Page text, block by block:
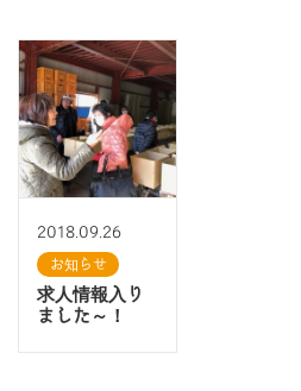
2018.09.26
お知らせ
求人情報入り
ました～！